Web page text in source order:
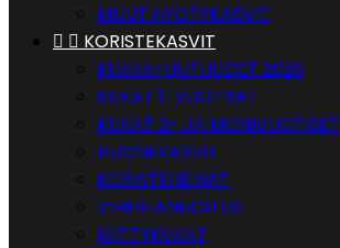
MUUT HYÖTYKASVIT
  KORISTEKASVIT
KUKKA-UUTUUDET 2026
KUKAT 1-VUOTISET
KUKAT 2- JA MONIVUOTISET
HUONEKASVIT
KORISTEHEINÄT
VIHERLANNOITUS
NIITTYKUKAT